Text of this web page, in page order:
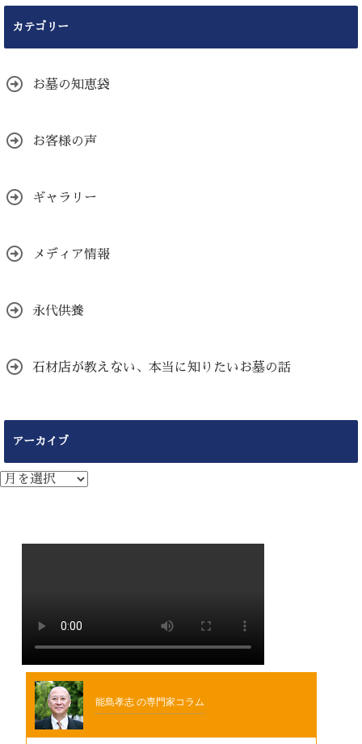
カテゴリー
お墓の知恵袋
お客様の声
ギャラリー
メディア情報
永代供養
石材店が教えない、本当に知りたいお墓の話
アーカイブ
ア
ー